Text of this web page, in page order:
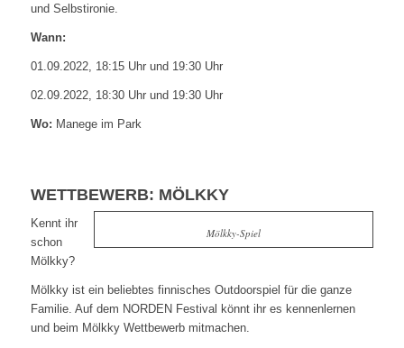
und Selbstironie.
Wann:
01.09.2022, 18:15 Uhr und 19:30 Uhr
02.09.2022, 18:30 Uhr und 19:30 Uhr
Wo: Manege im Park
WETTBEWERB: MÖLKKY
Mölkky-Spiel
Kennt ihr
schon
Mölkky?
Mölkky ist ein beliebtes finnisches Outdoorspiel für die ganze
Familie. Auf dem NORDEN Festival könnt ihr es kennenlernen
und beim Mölkky Wettbewerb mitmachen.